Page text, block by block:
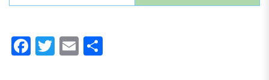
Facebook
Twitter
Email